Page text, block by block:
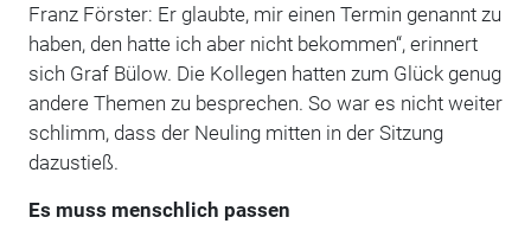
Franz Förster: Er glaubte, mir einen Termin genannt zu
haben, den hatte ich aber nicht bekommen“, erinnert
sich Graf Bülow. Die Kollegen hatten zum Glück genug
andere Themen zu besprechen. So war es nicht weiter
schlimm, dass der Neuling mitten in der Sitzung
dazustieß.
Es muss menschlich passen